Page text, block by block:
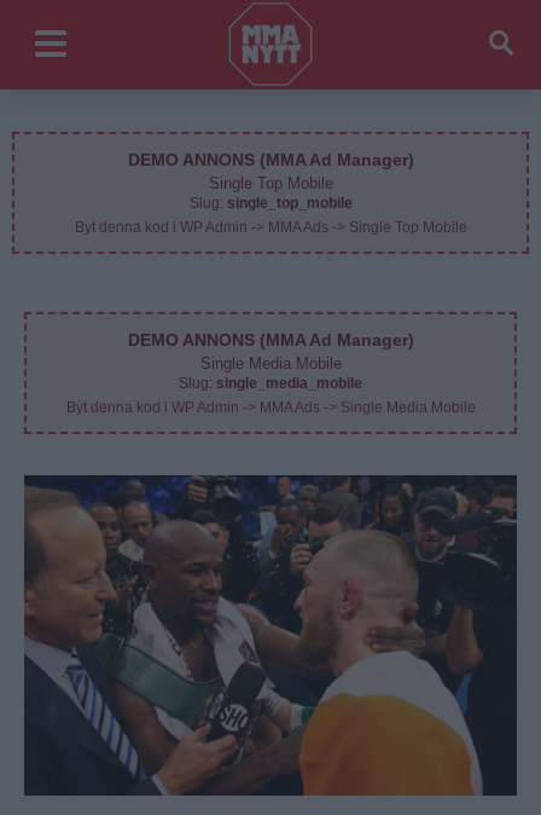
DEMO ANNONS (MMA Ad Manager)
Single Top Mobile
Slug: single_top_mobile
Byt denna kod i WP Admin -> MMA Ads -> Single Top Mobile
DEMO ANNONS (MMA Ad Manager)
Single Media Mobile
Slug: single_media_mobile
Byt denna kod i WP Admin -> MMA Ads -> Single Media Mobile